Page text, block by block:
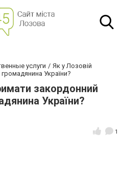
услуги
Як у Лозовій
України?
закордонний
України?
1